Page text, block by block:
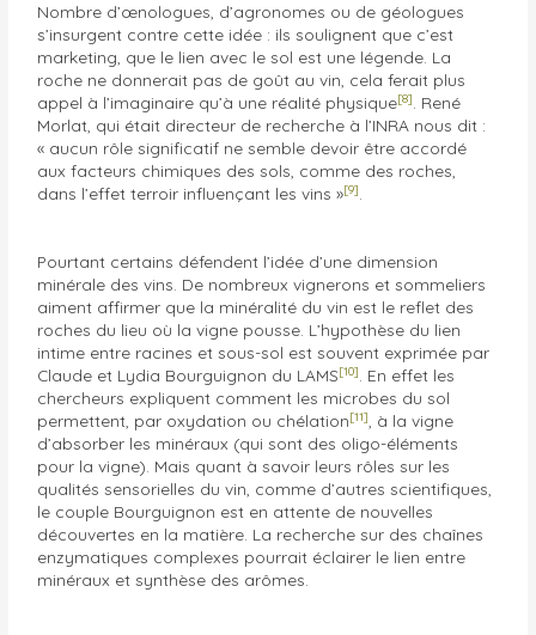
Nombre d’œnologues, d’agronomes ou de géologues
s’insurgent contre cette idée : ils soulignent que c’est
marketing, que le lien avec le sol est une légende. La
roche ne donnerait pas de goût au vin, cela ferait plus
appel à l’imaginaire qu’à une réalité physique[8]
. René
Morlat, qui était directeur de recherche à l’INRA nous dit :
« aucun rôle significatif ne semble devoir être accordé
aux facteurs chimiques des sols, comme des roches,
dans l’effet terroir influençant les vins »[9]
Pourtant certains défendent l’idée d’une dimension
minérale des vins. De nombreux vignerons et sommeliers
aiment affirmer que la minéralité du vin est le reflet des
roches du lieu où la vigne pousse. L’hypothèse du lien
intime entre racines et sous-sol est souvent exprimée par
Claude et Lydia Bourguignon du LAMS[10]
. En effet les
chercheurs expliquent comment les microbes du sol
permettent, par oxydation ou chélation[11]
, à la vigne
d’absorber les minéraux (qui sont des oligo-éléments
pour la vigne). Mais quant à savoir leurs rôles sur les
qualités sensorielles du vin, comme d’autres scientifiques,
le couple Bourguignon est en attente de nouvelles
découvertes en la matière. La recherche sur des chaînes
enzymatiques complexes pourrait éclairer le lien entre
minéraux et synthèse des arômes.